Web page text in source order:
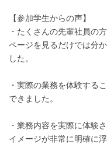
【参加学生からの声】
・たくさんの先輩社員の
ページを見るだけでは分
した。
・実際の業務を体験する
できました。
・業務内容を実際に体験
イメージが非常に明確に浮